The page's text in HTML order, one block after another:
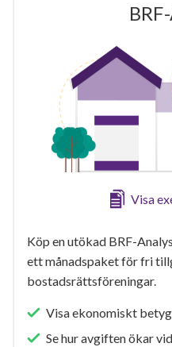
Visa
Köp en utökad BRF-
ett månadspaket för fri
bostadsrättsföreningar.
Visa ekonomiskt
Se hur avgiften ökar